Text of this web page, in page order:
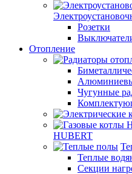
Розетки
Отопление
Чугунные
HUBERT
Теплые
Секции